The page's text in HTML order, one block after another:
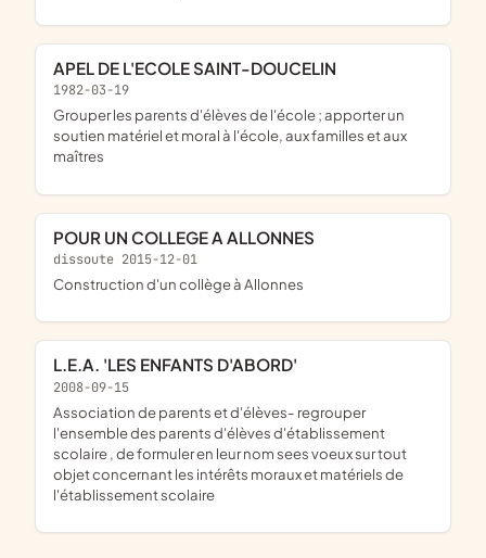
APEL DE L'ECOLE SAINT-DOUCELIN
1982-03-19
grouper les parents d'élèves de l'école ; apporter un
soutien matériel et moral à l'école, aux familles et aux
maîtres
POUR UN COLLEGE A ALLONNES
dissoute 2015-12-01
construction d'un collège à Allonnes
L.E.A. 'LES ENFANTS D'ABORD'
2008-09-15
association de parents et d'élèves- regrouper
l'ensemble des parents d'élèves d'établissement
scolaire , de formuler en leur nom sees voeux sur tout
objet concernant les intérêts moraux et matériels de
l'établissement scolaire